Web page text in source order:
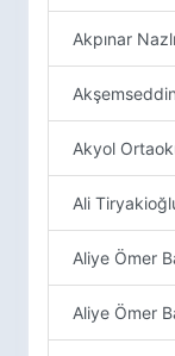
Akpınar
Akyol
Ali
Aliye Ömer
Aliye Ömer